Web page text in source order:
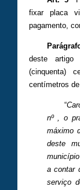
fixar placa
pagamento,
deste artigo
(cinquenta)
centímetros
“
nº , o
máximo
deste
a contar
serviço